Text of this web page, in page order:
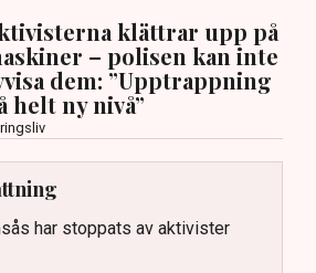
klättrar upp på
– polisen kan inte
dem: ”Upptrappning
helt ny nivå”
har stoppats av aktivister